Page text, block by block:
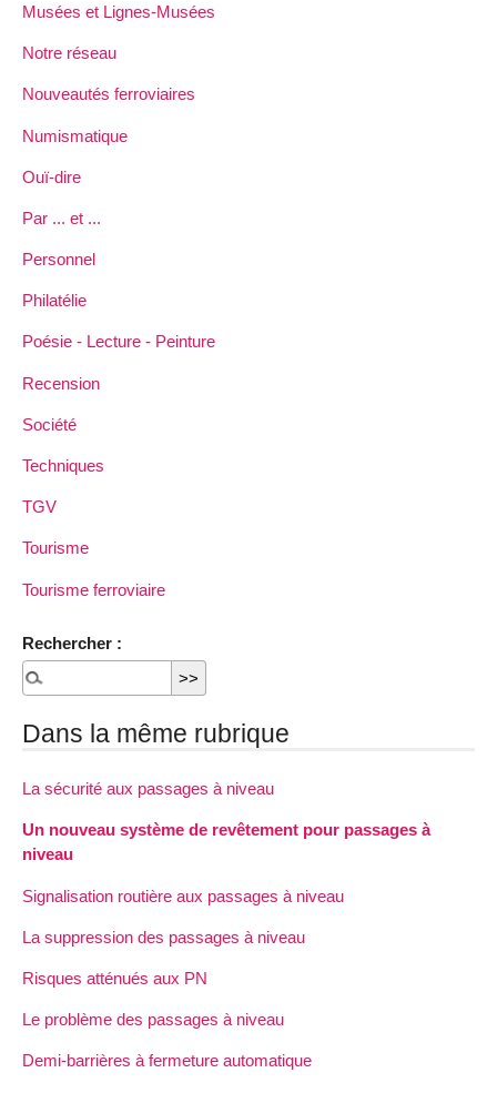
Musées et Lignes-Musées
Notre réseau
Nouveautés ferroviaires
Numismatique
Ouï-dire
Par ... et ...
Personnel
Philatélie
Poésie - Lecture - Peinture
Recension
Société
Techniques
TGV
Tourisme
Tourisme ferroviaire
Rechercher :
Dans la même rubrique
La sécurité aux passages à niveau
Un nouveau système de revêtement pour passages à
niveau
Signalisation routière aux passages à niveau
La suppression des passages à niveau
Risques atténués aux PN
Le problème des passages à niveau
Demi-barrières à fermeture automatique